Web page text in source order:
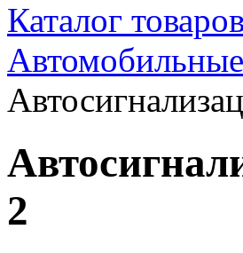
Каталог товаров
2